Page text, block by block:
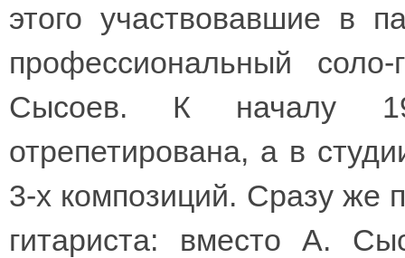
этого участвовавшие в
профессиональный
Сысоев. К началу
отрепетирована, а в
3-х композиций. Сразу же
гитариста: вместо А.